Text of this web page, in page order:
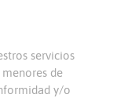
servicios
de
y/o